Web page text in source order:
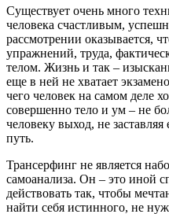
Существует очень много
человека счастливым,
рассмотрении оказывается,
упражнений, труда,
телом. Жизнь и так –
еще в ней не хватает
чего человек на самом деле
совершенно тело и ум – не
человеку выход, не
путь.
Трансерфинг не является
самоанализа. Он – это иной
действовать так, чтобы
найти себя истинного, не